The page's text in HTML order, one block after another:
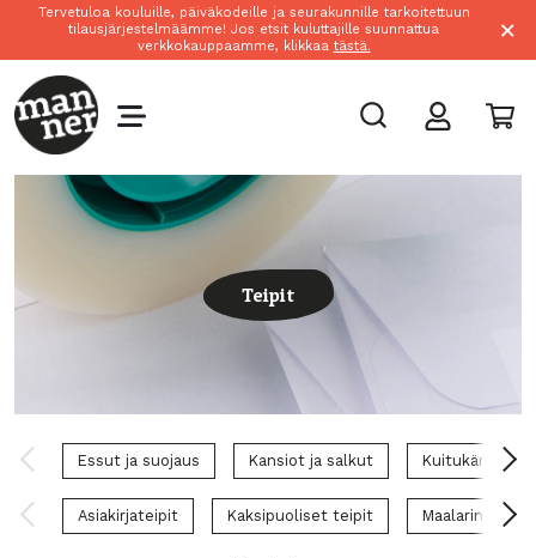
Tervetuloa kouluille, päiväkodeille ja seurakunnille tarkoitettuun
tilausjärjestelmäämme! Jos etsit kuluttajille suunnattua
verkkokauppaamme, klikkaa tästä. ×
Teipit
Essut ja suojaus Kansiot ja salkut
Asiakirjateipit Kaksipuoliset teipit Maalarinteipit